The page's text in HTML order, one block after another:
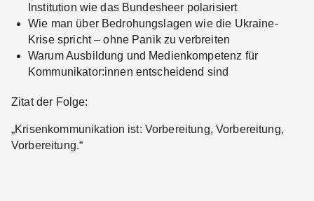
Institution wie das Bundesheer polarisiert
Wie man über Bedrohungslagen wie die Ukraine-
Krise spricht – ohne Panik zu verbreiten
Warum Ausbildung und Medienkompetenz für
Kommunikator:innen entscheidend sind
Zitat der Folge:
„Krisenkommunikation ist: Vorbereitung, Vorbereitung,
Vorbereitung.“